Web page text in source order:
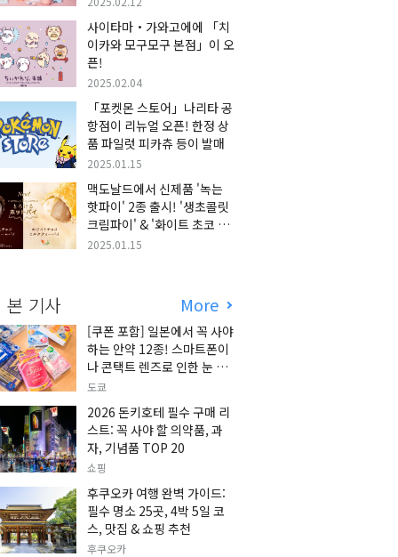
사이타마・가와고에에 「치
이카와 모구모구 본점」이 오
픈!
2025.02.04
「포켓몬 스토어」나리타 공
항점이 리뉴얼 오픈! 한정 상
품 파일럿 피카츄 등이 발매
2025.01.15
맥도날드에서 신제품 '녹는
핫파이' 2종 출시! '생초콜릿
크림파이' & '화이트 초코 밀
크티 파이' 출시!
2025.01.15
본 기사 More
[쿠폰 포함] 일본에서 꼭 사야
하는 안약 12종! 스마트폰이
나 콘택트 렌즈로 인한 눈 피
로에 최적!
도쿄
2026 돈키호테 필수 구매 리
스트: 꼭 사야 할 의약품, 과
자, 기념품 TOP 20
쇼핑
후쿠오카 여행 완벽 가이드:
필수 명소 25곳, 4박 5일 코
스, 맛집 & 쇼핑 추천
후쿠오카